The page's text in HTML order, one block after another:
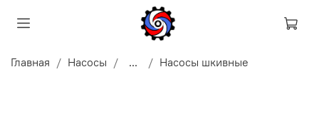
Главная Насосы ... Насосы шкивные